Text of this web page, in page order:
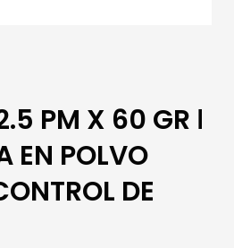
PM X 60 GR ǀ
EN POLVO
DE